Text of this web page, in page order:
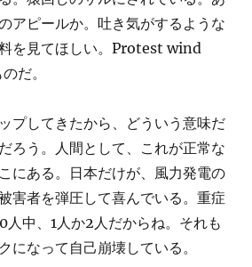
アピールか。吐き気がするような
を見てほしい。Protest wind
だ。
プしてきたから、どういう意味だ
ろう。人間として、これが正常な
にある。日本だけが、風力発電の
害者を弾圧して喜んでいる。重症
人中、1人か2人だからね。それも
になって自己崩壊している。